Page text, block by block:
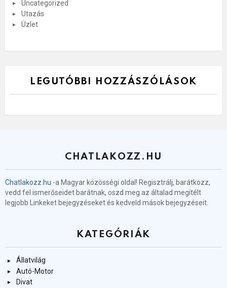
Uncategorized
Utazás
Üzlet
LEGUTÓBBI HOZZÁSZÓLÁSOK
CHATLAKOZZ.HU
Chatlakozz.hu -a Magyar közösségi oldal! Regisztrálj, barátkozz,
vedd fel ismerőseidet barátnak, oszd meg az általad megítélt
legjobb Linkeket bejegyzéseket és kedveld mások bejegyzéseit.
KATEGÓRIÁK
Állatvilág
Autó-Motor
Divat